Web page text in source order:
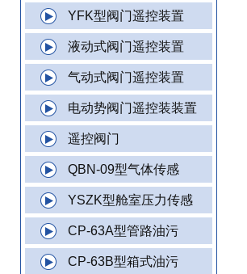
YFK型阀门遥控装置
液动式阀门遥控装置
气动式阀门遥控装置
电动势阀门遥控装装置
遥控阀门
QBN-09型气体传感
YSZK型舱室压力传感
CP-63A型管路油污
CP-63B型箱式油污